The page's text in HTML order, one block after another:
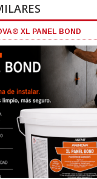
XL PANEL BOND